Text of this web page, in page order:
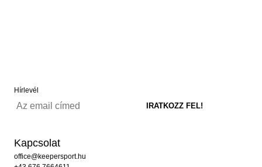
Hírlevél
Kapcsolat
office@keepersport.hu